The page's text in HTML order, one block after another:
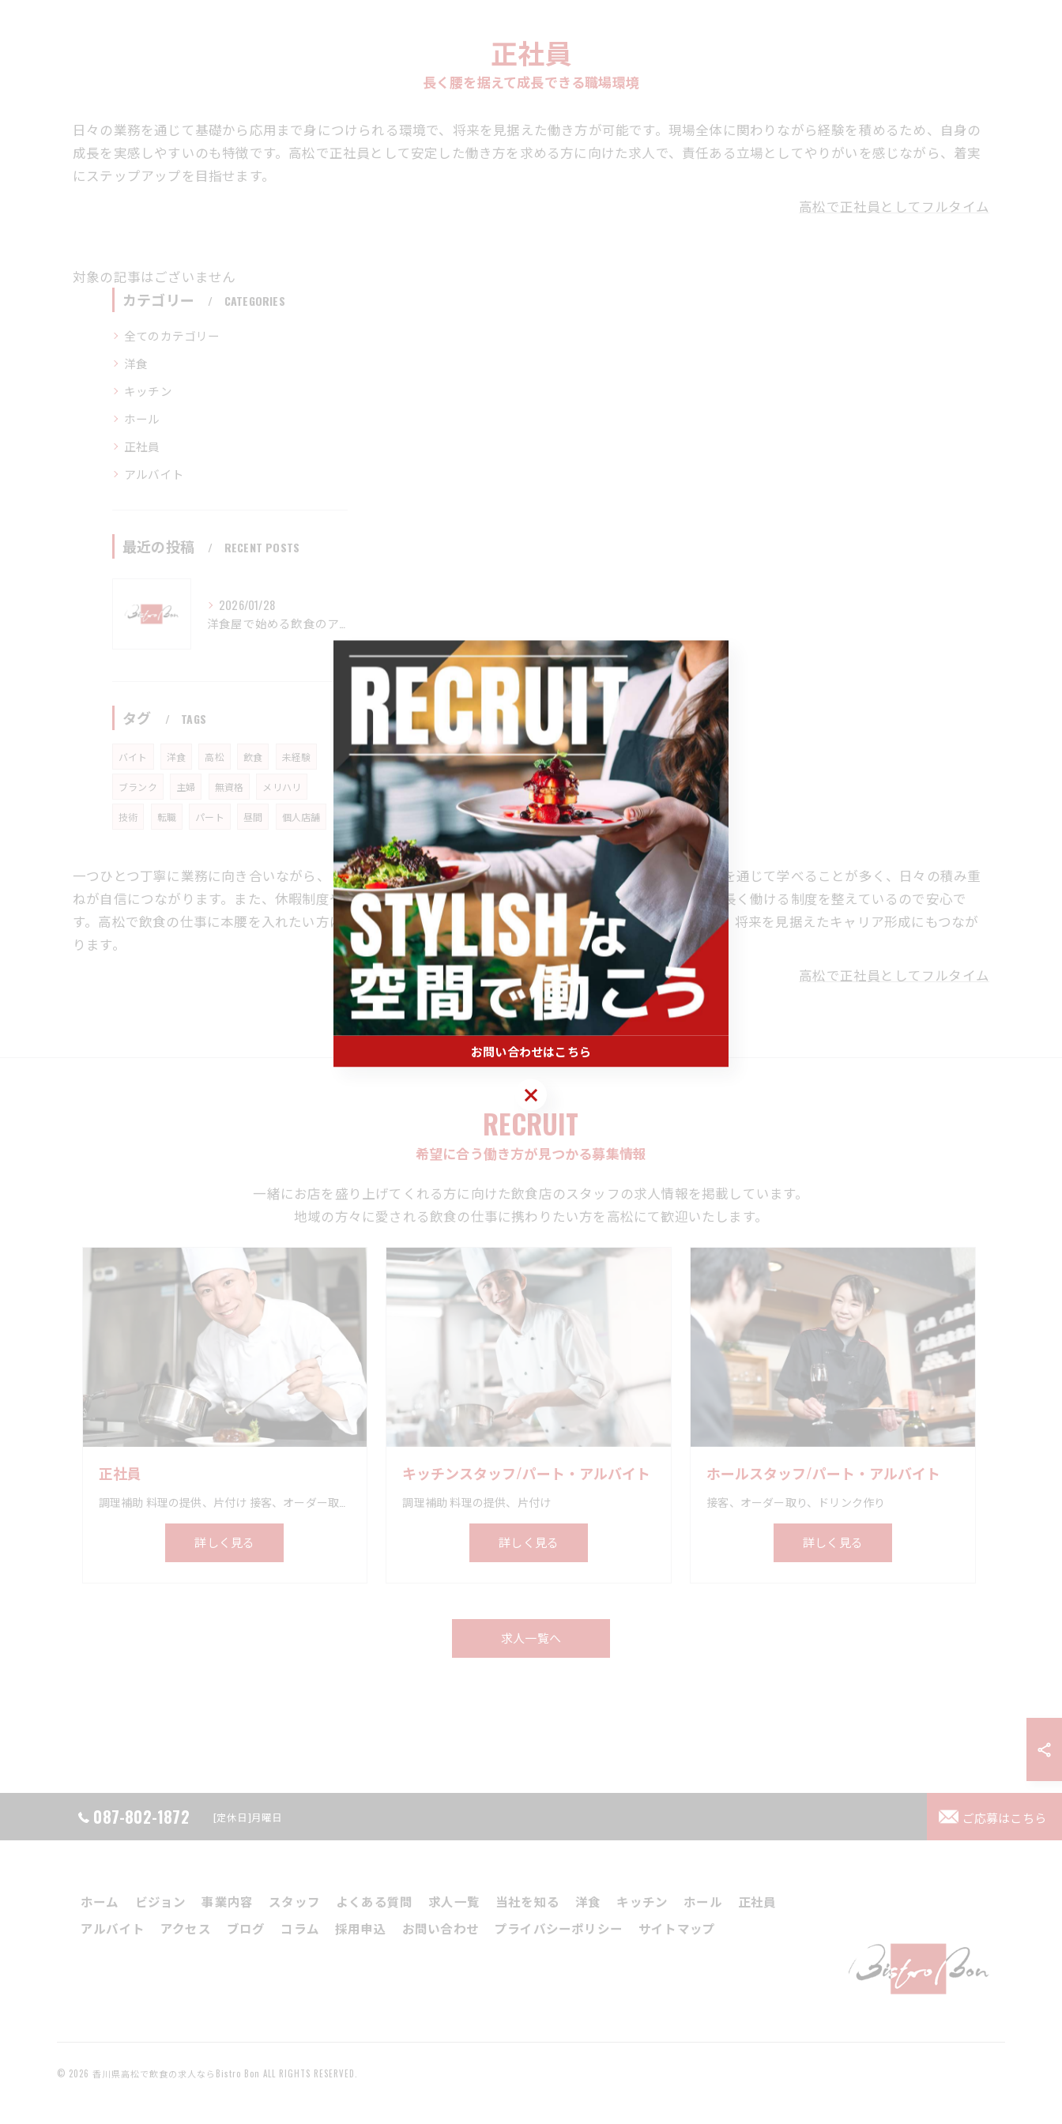
正社員
長く腰を据えて成長できる職場環境
日々の業務を通じて基礎から応用まで身につけられる環境で、将来を見据えた働き方が可能です。現場全体に関わりながら経験を積めるため、自身の
成長を実感しやすいのも特徴です。高松で正社員として安定した働き方を求める方に向けた求人で、責任ある立場としてやりがいを感じながら、着実
にステップアップを目指せます。
高松で正社員としてフルタイム
対象の記事はございません
カテゴリー CATEGORIES
全てのカテゴリー
洋食
キッチン
ホール
正社員
アルバイト
最近の投稿 RECENT POSTS
2026/01/28
タグ TAGS
バイト 洋食 高松 飲食 未経験
ブランク 主婦 無資格 メリハリ
技術 転職 パート 昼間 個人店舗
一つひとつ丁寧に業務に向き合いながら、レストランの現場で必要なスキルを磨ける環境です。調理や接客を通じて学べることが多く、日々の積み重
ねが自信につながります。また、休暇制度や福利厚生も充実しており、社会保険完備しているので安心して長く働ける制度を整えているので安心で
す。高松で飲食の仕事に本腰を入れたい方にとって、正社員として腰を据えた働き方ができる点も魅力的で、将来を見据えたキャリア形成にもつなが
ります。
高松で正社員としてフルタイム
希望に合う働き方が見つかる募集情報
RECRUIT
一緒にお店を盛り上げてくれる方に向けた飲食店のスタッフの求人情報を掲載しています。
地域の方々に愛される飲食の仕事に携わりたい方を高松にて歓迎いたします。
正社員
詳しく見る
キッチンスタッフ/パート・アルバイト
調理補助 料理の提供、片付け
詳しく見る
ホールスタッフ/パート・アルバイト
接客、オーダー取り、ドリンク作り
詳しく見る
求人一覧へ
087-802-1872 [定休日]月曜日 ご応募はこちら
ホーム ビジョン 事業内容 スタッフ よくある質問 求人一覧 当社を知る 洋食 キッチン ホール
正社員
アルバイト
アクセス ブログ コラム 採用申込 お問い合わせ プライバシーポリシー サイトマップ
© 2026 香川県高松で飲食の求人ならBistro Bon ALL RIGHTS RESERVED.
お問い合わせはこちら
お問い合わせはこちら